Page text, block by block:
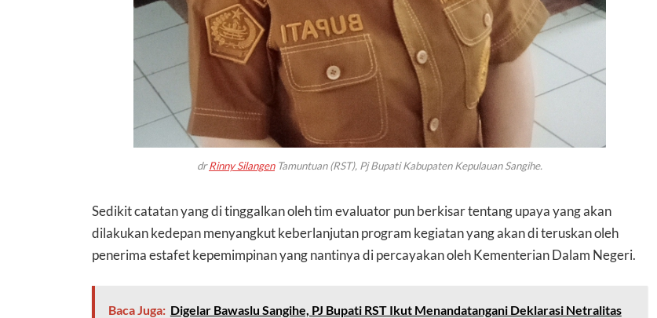
drRinny SilangenTamuntuan (RST), Pj Bupati Kabupaten Kepulauan Sangihe.
Sedikit catatan yang di tinggalkan oleh tim evaluator pun berkisar tentang upaya yang akan
dilakukan kedepan menyangkut keberlanjutan program kegiatan yang akan di teruskan oleh
penerima estafet kepemimpinan yang nantinya di percayakan oleh Kementerian Dalam Negeri.
Baca Juga: Digelar Bawaslu Sangihe, PJ Bupati RST Ikut Menandatangani Deklarasi Netralitas